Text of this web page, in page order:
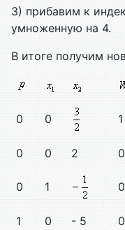
3) прибавим к
умноженную на 4.
В итоге получим
0 0 1
0 0 2 0
0 1 0
1 0 - 5 0